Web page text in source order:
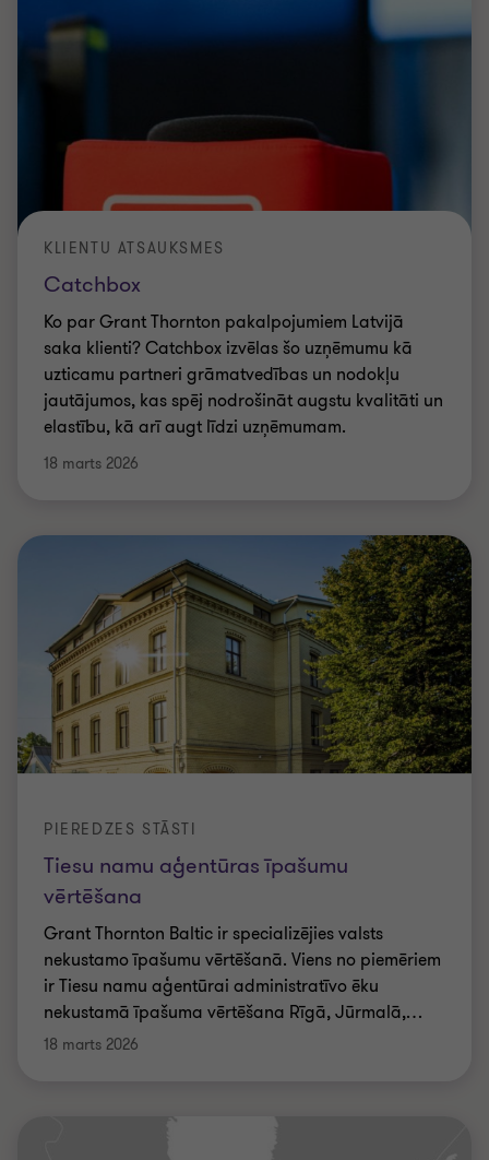
Catchbox
KLIENTU ATSAUKSMES
Ko par Grant Thornton pakalpojumiem Latvijā
saka klienti? Catchbox izvēlas šo uzņēmumu kā
uzticamu partneri grāmatvedības un nodokļu
jautājumos, kas spēj nodrošināt augstu kvalitāti un
elastību, kā arī augt līdzi uzņēmumam.
18 marts 2026
Tiesu namu aģentūras īpašumu
vērtēšana
PIEREDZES STĀSTI
Grant Thornton Baltic ir specializējies valsts
nekustamo īpašumu vērtēšanā. Viens no piemēriem
ir Tiesu namu aģentūrai administratīvo ēku
nekustamā īpašuma vērtēšana Rīgā, Jūrmalā,…
18 marts 2026